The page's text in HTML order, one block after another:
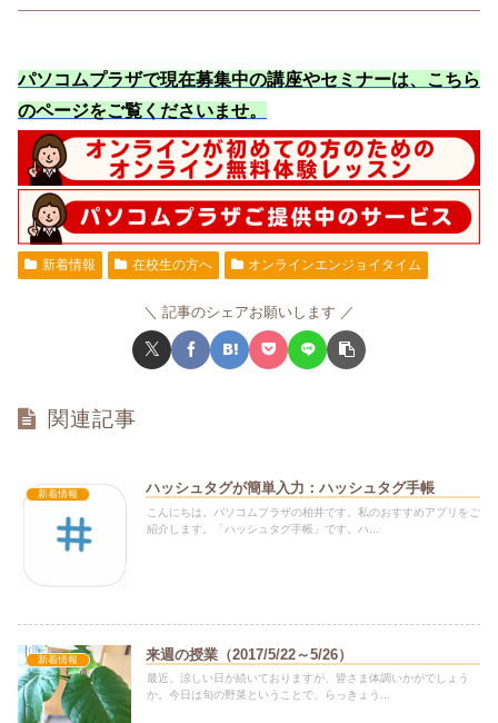
パソコムプラザで現在募集中の講座やセミナーは、こちら
のページをご覧くださいませ。
新着情報 在校生の方へ オンラインエンジョイタイム
記事のシェアお願いします
関連記事
新着情報 ハッシュタグが簡単入力：ハッシュタグ手帳
こんにちは。パソコムプラザの柏井です。私のおすすめアプリをご
紹介します。「ハッシュタグ手帳」です。ハ...
新着情報 来週の授業（2017/5/22～5/26）
最近、涼しい日が続いておりますが、皆さま体調いかがでしょう
か。今日は旬の野菜ということで、らっきょう...